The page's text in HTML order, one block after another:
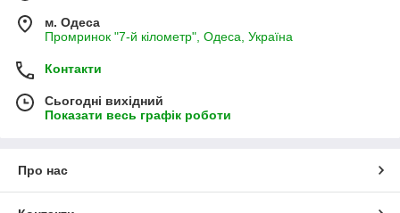
м. Одеса
Промринок "7-й кілометр", Одеса, Україна
Контакти
Сьогодні вихідний
Показати весь графік роботи
Про нас